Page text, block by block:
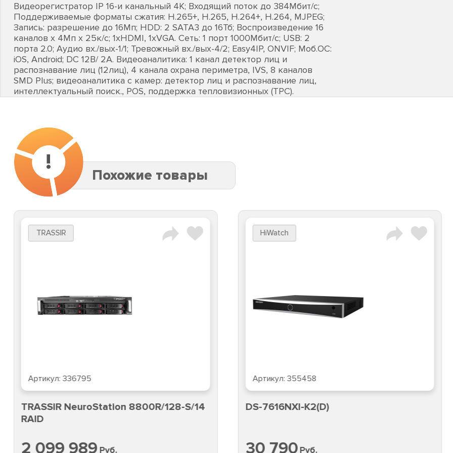
Видеорегистратор IP 16-и канальный 4K; Входящий поток до 384Мбит/с;
Поддерживаемые форматы сжатия: H.265+, H.265, H.264+, H.264, MJPEG;
Запись: разрешение до 16Мп; HDD: 2 SATA3 до 16Тб; Воспроизведение 16
каналов х 4Мп х 25к/с; 1хHDMI, 1хVGA. Сеть: 1 порт 1000Мбит/с; USB: 2
порта 2.0; Аудио вх./вых-1/1; Тревожный вх./вых-4/2; Easy4IP, ONVIF; Моб.ОС:
iOS, Android; DC 12В/ 2А. Видеоаналитика: 1 канал детектор лиц и
распознавание лиц (12лиц), 4 канала охрана периметра, IVS, 8 каналов
SMD Plus; видеоаналитика с камер: детектор лиц и распознавание лиц,
интеллектуальный поиск., POS, поддержка тепловизионных (TPC).
!
Похожие товары
TRASSIR
Артикул:336795
TRASSIR NeuroStation 8800R/128-S/14
RAID
2 099 989Руб.
HiWatch
Артикул:355458
DS-7616NXI-K2(D)
30 790Руб.